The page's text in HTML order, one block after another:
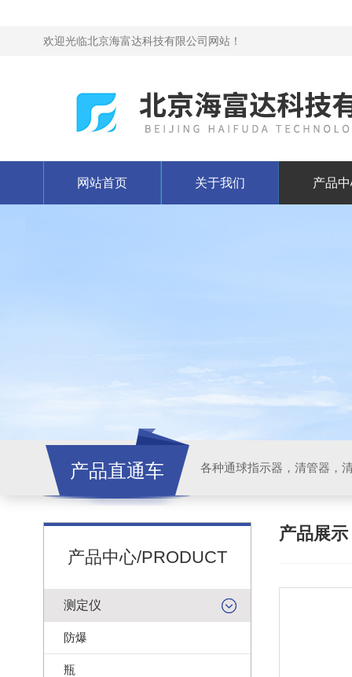
欢迎光临北京海富达科技有限公司网站！
网站首页 关于我们 产品
产品直通车 各种通球指示器，清管器，
产品中心/PRODUCT
测定仪
防爆
瓶
产品展示